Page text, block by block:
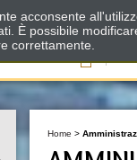
Il
Home >
acconsente
È possibile
correttamente.